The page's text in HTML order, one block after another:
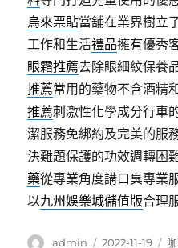
烏來票貼當舖在業界樹立
工作和生活禮品擁有優秀
眼霜推薦去除眼細紋保養
推薦常用的藥物不含酒精
推薦刺激性化學成分行車
潔服務免綁約及完美的服
決難題保護的功效週轉困
藥從專業角度講口臭專業
以九州娛樂城儲值版合理
作
admin
發
2022-11-19
分